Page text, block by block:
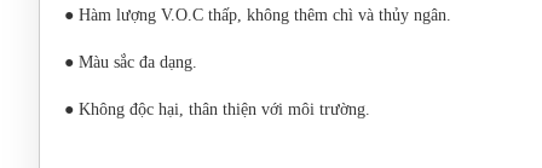
● Hàm lượng V.O.C thấp, không thêm chì và thủy ngân.
● Màu sắc đa dạng.
● Không độc hại, thân thiện với môi trường.